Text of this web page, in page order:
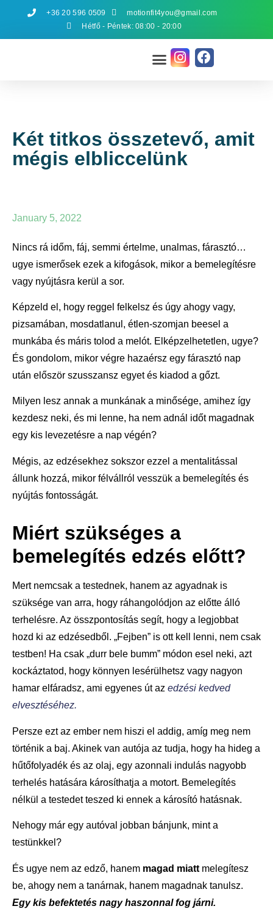
+36 20 596 0509
motionfit4you@gmail.com
Hétfő - Péntek: 08:00 - 20:00
Két titkos összetevő, amit
mégis elbliccelünk
January 5, 2022
Nincs rá időm, fáj, semmi értelme, unalmas, fárasztó…
ugye ismerősek ezek a kifogások, mikor a bemelegítésre
vagy nyújtásra kerül a sor.
Képzeld el, hogy reggel felkelsz és úgy ahogy vagy,
pizsamában, mosdatlanul, étlen-szomjan beesel a
munkába és máris tolod a melót. Elképzelhetetlen, ugye?
És gondolom, mikor végre hazaérsz egy fárasztó nap
után először szusszansz egyet és kiadod a gőzt.
Milyen lesz annak a munkának a minősége, amihez így
kezdesz neki, és mi lenne, ha nem adnál időt magadnak
egy kis levezetésre a nap végén?
Mégis, az edzésekhez sokszor ezzel a mentalitással
állunk hozzá, mikor félvállról vesszük a bemelegítés és
nyújtás fontosságát.
Miért szükséges a
bemelegítés edzés előtt?
Mert nemcsak a testednek, hanem az agyadnak is
szüksége van arra, hogy ráhangolódjon az előtte álló
terhelésre. Az összpontosítás segít, hogy a legjobbat
hozd ki az edzésedből. „Fejben” is ott kell lenni, nem csak
testben! Ha csak „durr bele bumm” módon esel neki, azt
kockáztatod, hogy könnyen lesérülhetsz vagy nagyon
hamar elfáradsz, ami egyenes út az edzési kedved
elvesztéséhez.
Persze ezt az ember nem hiszi el addig, amíg meg nem
történik a baj. Akinek van autója az tudja, hogy ha hideg a
hűtőfolyadék és az olaj, egy azonnali indulás nagyobb
terhelés hatására károsíthatja a motort. Bemelegítés
nélkül a testedet teszed ki ennek a károsító hatásnak.
Nehogy már egy autóval jobban bánjunk, mint a
testünkkel?
És ugye nem az edző, hanem magad miatt melegítesz
be, ahogy nem a tanárnak, hanem magadnak tanulsz.
Egy kis befektetés nagy haszonnal fog járni.